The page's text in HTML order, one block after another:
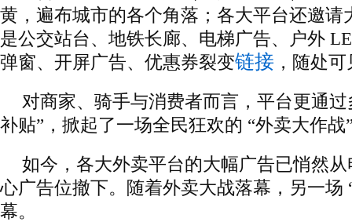
黄，遍布城市的各个角落；各大平台还邀请
是公交站台、地铁长廊、电梯广告、户外
弹窗、开屏广告、优惠券裂变链接 ，随处
对商家、骑手与消费者而言，平台更通过
补贴”，掀起了一场全民狂欢的 “外卖大作战
如今，各大外卖平台的大幅广告已悄然
心广告位撤下。随着外卖大战落幕，另一场
幕。